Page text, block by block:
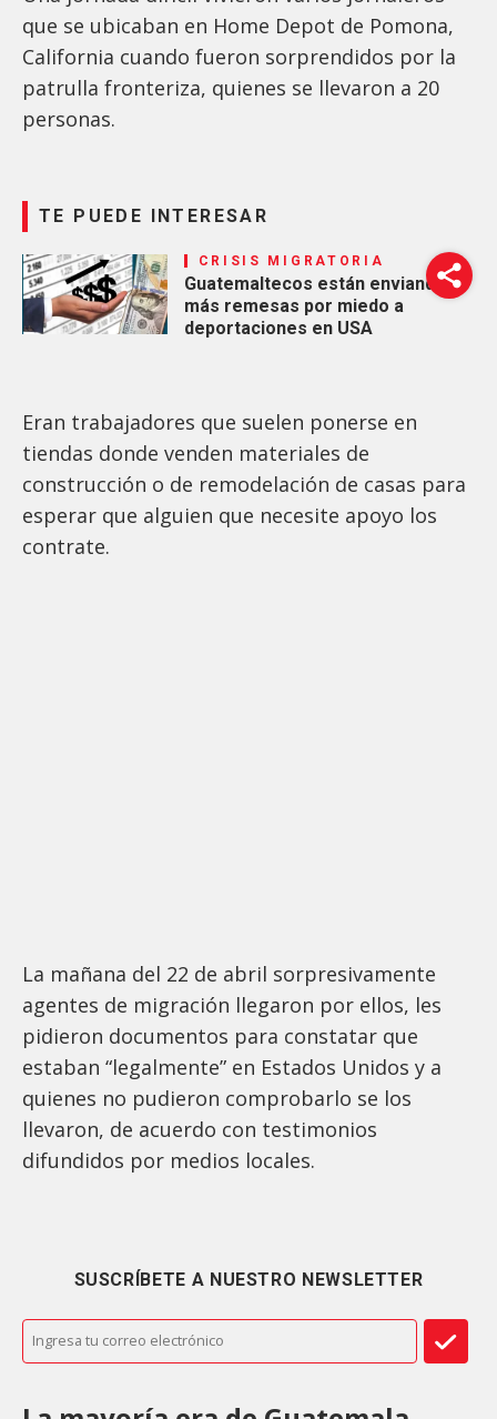
que se ubicaban en Home Depot de Pomona,
California cuando fueron sorprendidos por la
patrulla fronteriza, quienes se llevaron a 20
personas.
TE PUEDE INTERESAR
CRISIS MIGRATORIA
Guatemaltecos están enviando
más remesas por miedo a
deportaciones en USA
Eran trabajadores que suelen ponerse en
tiendas donde venden materiales de
construcción o de remodelación de casas para
esperar que alguien que necesite apoyo los
contrate.
La mañana del 22 de abril sorpresivamente
agentes de migración llegaron por ellos, les
pidieron documentos para constatar que
estaban “legalmente” en Estados Unidos y a
quienes no pudieron comprobarlo se los
llevaron, de acuerdo con testimonios
difundidos por medios locales.
SUSCRÍBETE A NUESTRO NEWSLETTER